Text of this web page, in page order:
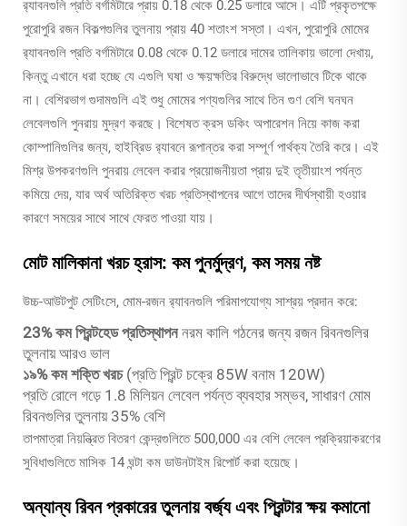
র‍্যাবনগুলি প্রতি বর্গমিটারে প্রায় 0.18 থেকে 0.25 ডলারে আসে। এটি প্রকৃতপক্ষে
পুরোপুরি রজন বিকল্পগুলির তুলনায় প্রায় 40 শতাংশ সস্তা। এখন, পুরোপুরি মোমের
র‍্যাবনগুলি প্রতি বর্গমিটারে 0.08 থেকে 0.12 ডলারে দামের তালিকায় ভালো দেখায়,
কিন্তু এখানে ধরা হচ্ছে যে এগুলি ঘষা ও ক্ষয়ক্ষতির বিরুদ্ধে ভালোভাবে টিকে থাকে
না। বেশিরভাগ গুদামগুলি এই শুধু মোমের পণ্যগুলির সাথে তিন গুণ বেশি ঘনঘন
লেবেলগুলি পুনরায় মুদ্রণ করছে। বিশেষত ক্রস ডকিং অপারেশন নিয়ে কাজ করা
কোম্পানিগুলির জন্য, হাইব্রিড র‍্যাবনে রূপান্তর করা সম্পূর্ণ পার্থক্য তৈরি করে। এই
মিশ্র উপকরণগুলি পুনরায় লেবেল করার প্রয়োজনীয়তা প্রায় দুই তৃতীয়াংশ পর্যন্ত
কমিয়ে দেয়, যার অর্থ অতিরিক্ত খরচ প্রতিস্থাপনের আগে তাদের দীর্ঘস্থায়ী হওয়ার
কারণে সময়ের সাথে সাথে ফেরত পাওয়া যায়।
মোট মালিকানা খরচ হ্রাস: কম পুনর্মুদ্রণ, কম সময় নষ্ট
উচ্চ-আউটপুট সেটিংসে, মোম-রজন র‍্যাবনগুলি পরিমাপযোগ্য সাশ্রয় প্রদান করে:
23% কম প্রিন্টহেড প্রতিস্থাপননরম কালি গঠনের জন্য রজন রিবনগুলির
তুলনায় আরও ভাল
১৯% কম শক্তি খরচ (প্রতি প্রিন্ট চক্রে 85W বনাম 120W)
প্রতি রোলে গড়ে 1.8 মিলিয়ন লেবেল পর্যন্ত ব্যবহার সম্ভব, সাধারণ মোম
রিবনগুলির তুলনায় 35% বেশি
তাপমাত্রা নিয়ন্ত্রিত বিতরণ কেন্দ্রগুলিতে 500,000 এর বেশি লেবেল প্রক্রিয়াকরণের
সুবিধাগুলিতে মাসিক 14 ঘন্টা কম ডাউনটাইম রিপোর্ট করা হয়েছে।
অন্যান্য রিবন প্রকারের তুলনায় বর্জ্য এবং প্রিন্টার ক্ষয় কমানো